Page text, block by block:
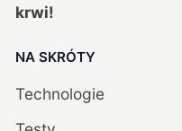
krwi!
NA SKRÓTY
Technologie